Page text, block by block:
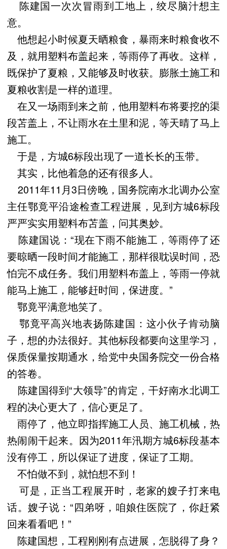
陈建国一次次冒雨到工地上，绞尽脑汁想主
意。
他想起小时候夏天晒粮食，暴雨来时粮食收不
及，就用塑料布盖起来，等雨停了再收。这样，
既保护了夏粮，又能够及时收获。膨胀土施工和
夏粮收割是一样的道理。
在又一场雨到来之前，他用塑料布将要挖的渠
段苫盖上，不让雨水在土里和泥，等天晴了马上
施工。
于是，方城6标段出现了一道长长的玉带。
其实，比他着急的还有很多人。
2011年11月3日傍晚，国务院南水北调办公室
主任鄂竟平沿途检查工程进展，见到方城6标段
严严实实用塑料布苫盖，问其奥妙。
陈建国说：“现在下雨不能施工，等雨停了还
要晾晒一段时间才能施工，那样很耽误时间，恐
怕完不成任务。我们用塑料布盖上，等雨一停就
能马上施工，能够赶时间，保进度。”
鄂竟平满意地笑了。
鄂竟平高兴地表扬陈建国：这小伙子肯动脑
子，想的办法很好。其他标段都要向这里学习，
保质保量按期通水，给党中央国务院交一份合格
的答卷。
陈建国得到“大领导”的肯定，干好南水北调工
程的决心更大了，信心更足了。
雨停了，他立即指挥施工人员、施工机械，热
热闹闹干起来。因为2011年汛期方城6标段基本
没有停工，所以保证了进度，保证了工期。
不怕做不到，就怕想不到！
可是，正当工程展开时，老家的嫂子打来电
话。嫂子说：“四弟呀，咱娘住医院了，你赶紧
回来看看吧！”
陈建国想，工程刚刚有点进展，怎脱得了身？